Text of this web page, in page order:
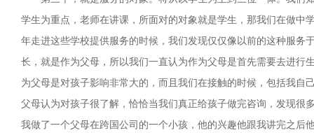
学生为重点，老师在讲课，所面对的对象就是学生，那我们在做中
年走进这些学校提供服务的时候，我们发现仅仅像以前的这种服务
长，就是作为父母，所以我们一直认为作为父母是首先需要去进行
为父母是对孩子影响非常大的，而且我们在接触的时候，包括我自
父母认为对孩子很了解，恰恰当我们真正给孩子做完咨询，发现很
我做了一个父母在跨国公司的一个小孩，他的兴趣他跟我讲完之后